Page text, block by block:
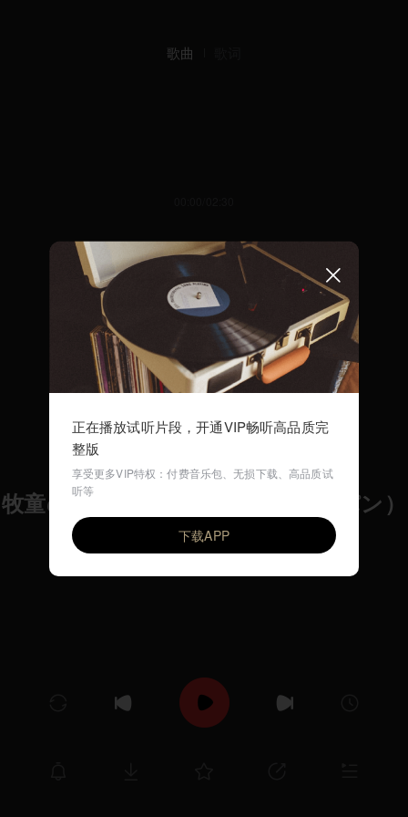
歌曲
牧童のエチュード Op.25-1（ショパン）
Ilya Rashkovskiy
正在播放试听片段，开通VIP畅听高品质完
整版
享受更多VIP特权：付费音乐包、无损下载、高品质试
听等
下载APP
